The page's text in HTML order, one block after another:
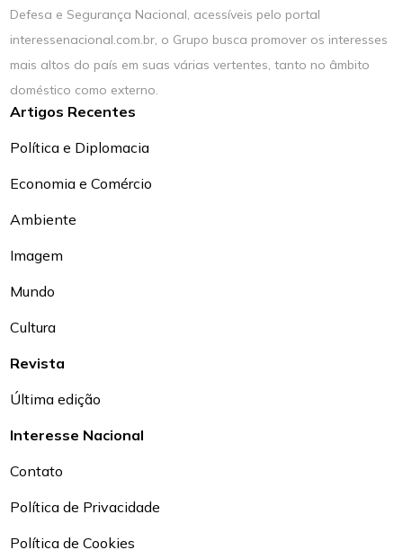
Defesa e Segurança Nacional, acessíveis pelo portal
interessenacional.com.br, o Grupo busca promover os interesses
mais altos do país em suas várias vertentes, tanto no âmbito
doméstico como externo.
Artigos Recentes
Política e Diplomacia
Economia e Comércio
Ambiente
Imagem
Mundo
Cultura
Revista
Última edição
Interesse Nacional
Contato
Política de Privacidade
Política de Cookies